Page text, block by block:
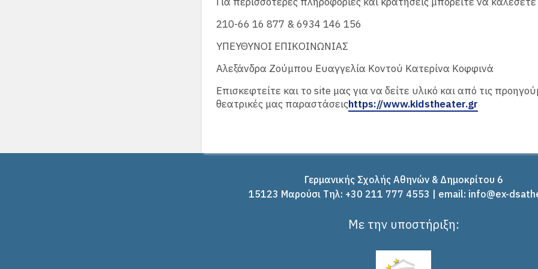
210-66 16 877 & 6934 146 156
ΥΠΕΥΘΥΝΟΙ ΕΠΙΚΟΙΝΩΝΙΑΣ
Αλεξάνδρα Ζούμπου Ευαγγελία Κοντού Κατερίνα Κοφφινά
Επισκεφτείτε και το site μας για να δείτε υλικό και από τις
θεατρικές μας παραστάσειςhttps://www.kidstheater.gr
Γερμανικής Σχολής Αθηνών & Δημοκρίτου 6
15123 Μαρούσι Tηλ: +30 211 777 4553 | email: info@ex-
Με την υποστήριξη: